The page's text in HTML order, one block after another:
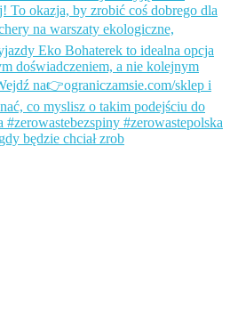
będzie chciał zrob